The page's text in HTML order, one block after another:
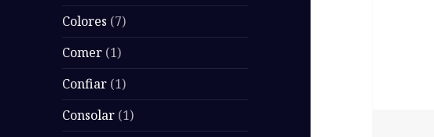
Colores (7)
Comer (1)
Confiar (1)
Consolar (1)